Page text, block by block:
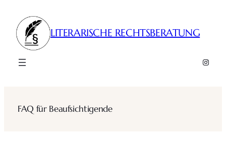
Inhalt
springen
LITERARISCHE RECHTSBERATUNG
FAQ für Beaufsichtigende